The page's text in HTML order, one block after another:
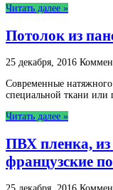
Читать далее »
Потолок из
25 декабря, 2016
Современные
специальной ткани
Читать далее »
ПВХ пленка, из
французские